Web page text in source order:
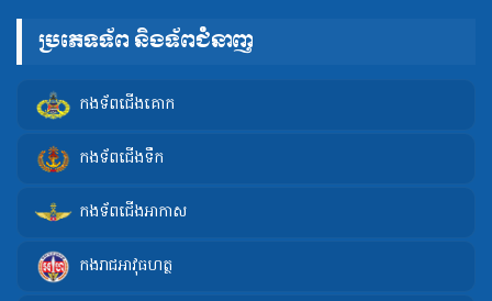
ប្រភេទទ័ព និងទ័ពជំនាញ
កងទ័ពជើងគោក
កងទ័ពជើងទឹក
កងទ័ពជើងអាកាស
កងរាជអាវុធហត្ថ